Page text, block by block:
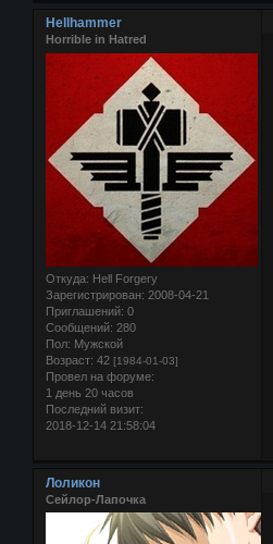
Hellhammer
Horrible in Hatred
Откуда: Hell Forgery
Зарегистрирован: 2008-04-21
Приглашений: 0
Сообщений: 280
Пол: Мужской
Возраст: 42 [1984-01-03]
Провел на форуме:
1 день 20 часов
Последний визит:
2018-12-14 21:58:04
Лоликон
Сейлор-Лапочка